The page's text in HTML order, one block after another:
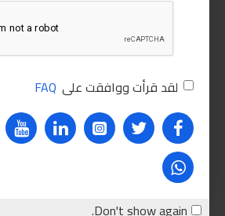
لقد قرأت ووافقت على FAQ
Don't show again.